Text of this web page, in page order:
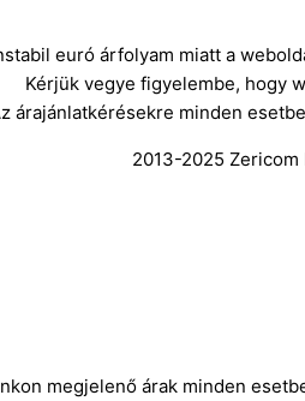
euró árfolyam miatt a
Kérjük vegye figyelembe, hogy
árajánlatkérésekre minden
2013-2025
megjelenő árak minden